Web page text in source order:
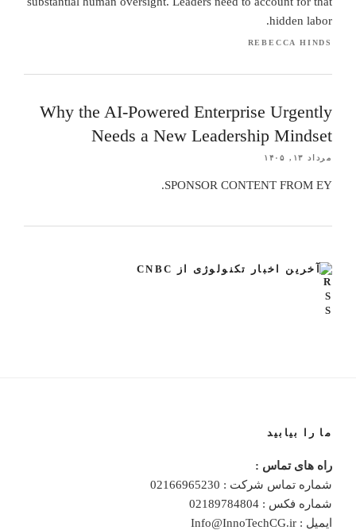
hidden labor.
REBECCA HINDS
Why the AI-Powered Enterprise Urgently
Needs a New Leadership Mindset
مرداد ۱۳, ۱۴۰۵
SPONSOR CONTENT FROM EY.
آخرین اخبار تکنولوژی از CNBC
ما را بیابید
راه های تماس :
شماره تماس شرکت : 02166965230
شماره فکس : 02189784804
ایمیل : Info@InnoTechCG.ir